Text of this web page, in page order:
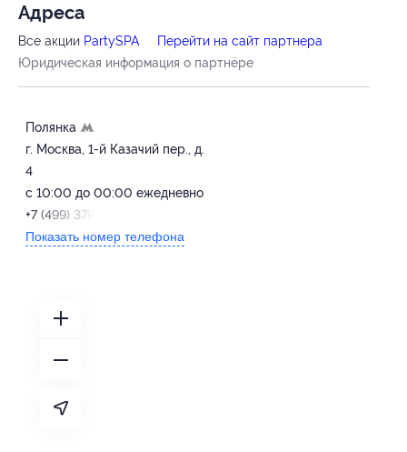
Адресa
Все акции PartySPA
Перейти на сайт партнера
Юридическая информация о партнёре
Полянка
г. Москва, 1-й Казачий пер., д.
4
с 10:00 до 00:00 ежедневно
+7 (499) 379-19-89
Показать номер телефона